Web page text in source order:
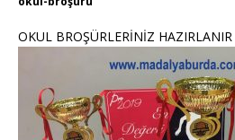
OKUL BROŞÜRLERİNİZ HAZIRLANIR